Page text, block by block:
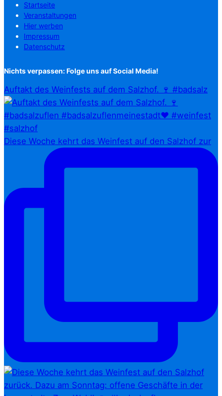
Startseite
Veranstaltungen
Hier werben
Impressum
Datenschutz
Nichts verpassen: Folge uns auf Social Media!
Auftakt des Weinfests auf dem Salzhof. 🍷 #badsalz
Diese Woche kehrt das Weinfest auf den Salzhof zur